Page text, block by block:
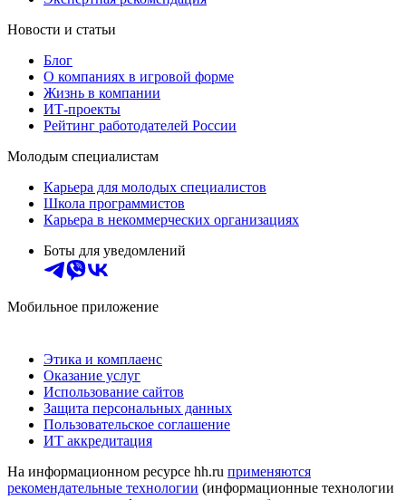
Новости и статьи
Блог
О компаниях в игровой форме
Жизнь в компании
ИТ-проекты
Рейтинг работодателей России
Молодым специалистам
Карьера для молодых специалистов
Школа программистов
Карьера в некоммерческих организациях
Боты для уведомлений
Мобильное приложение
Этика и комплаенс
Оказание услуг
Использование сайтов
Защита персональных данных
Пользовательское соглашение
ИТ аккредитация
На информационном ресурсе hh.ru применяются
рекомендательные технологии (информационные технологии